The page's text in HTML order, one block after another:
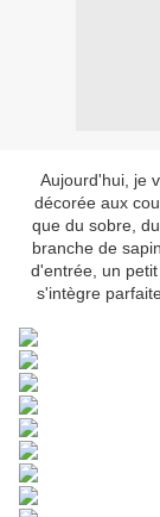
Aujourd'hui, je
décorée aux
que du sobre,
branche de
d'entrée, un
s'intègre